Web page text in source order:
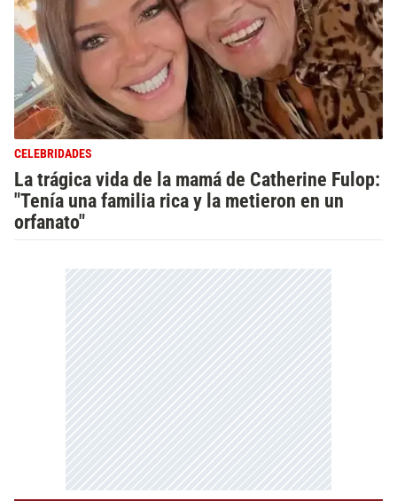
CELEBRIDADES
La trágica vida de la mamá de Catherine Fulop:
"Tenía una familia rica y la metieron en un
orfanato"